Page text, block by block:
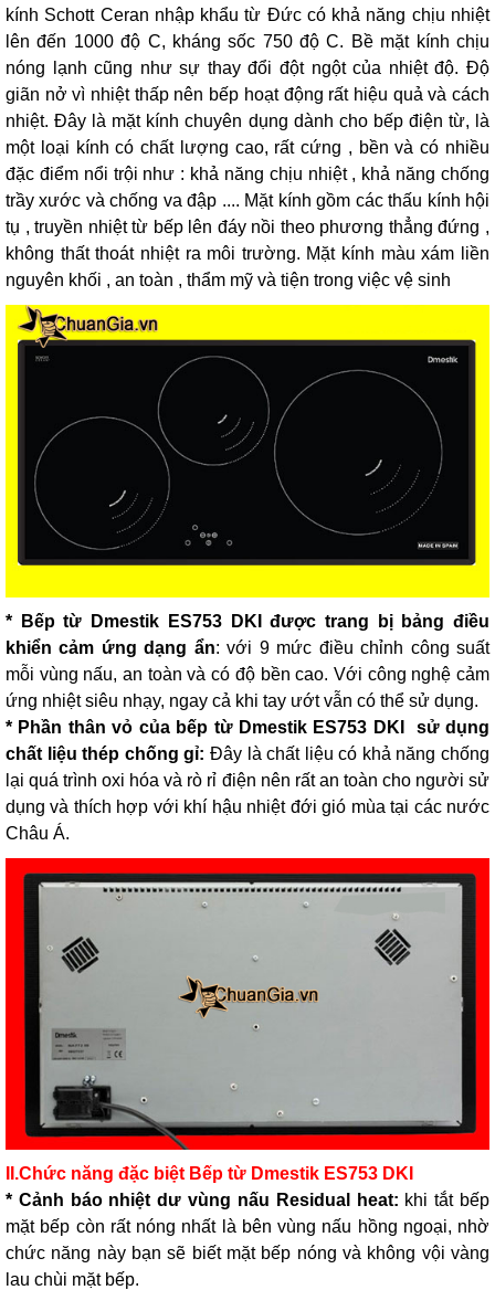
kính Schott Ceran nhập khẩu từ Đức có khả năng chịu nhiệt
lên đến 1000 độ C, kháng sốc 750 độ C. Bề mặt kính chịu
nóng lạnh cũng như sự thay đổi đột ngột của nhiệt độ. Độ
giãn nở vì nhiệt thấp nên bếp hoạt động rất hiệu quả và cách
nhiệt. Đây là mặt kính chuyên dụng dành cho bếp điện từ, là
một loại kính có chất lượng cao, rất cứng , bền và có nhiều
đặc điểm nổi trội như : khả năng chịu nhiệt , khả năng chống
trầy xước và chống va đập .... Mặt kính gồm các thấu kính hội
tụ , truyền nhiệt từ bếp lên đáy nồi theo phương thẳng đứng ,
không thất thoát nhiệt ra môi trường. Mặt kính màu xám liền
nguyên khối , an toàn , thẩm mỹ và tiện trong việc vệ sinh
* Bếp từ Dmestik ES753 DKI được trang bị bảng điều
khiển cảm ứng dạng ẩn: với 9 mức điều chỉnh công suất
mỗi vùng nấu, an toàn và có độ bền cao. Với công nghệ cảm
ứng nhiệt siêu nhạy, ngay cả khi tay ướt vẫn có thể sử dụng.
* Phần thân vỏ của bếp từ Dmestik ES753 DKI sử dụng
chất liệu thép chống gỉ: Đây là chất liệu có khả năng chống
lại quá trình oxi hóa và rò rỉ điện nên rất an toàn cho người sử
dụng và thích hợp với khí hậu nhiệt đới gió mùa tại các nước
Châu Á.
II.Chức năng đặc biệt Bếp từ Dmestik ES753 DKI
* Cảnh báo nhiệt dư vùng nấu Residual heat: khi tắt bếp
mặt bếp còn rất nóng nhất là bên vùng nấu hồng ngoại, nhờ
chức năng này bạn sẽ biết mặt bếp nóng và không vội vàng
lau chùi mặt bếp.